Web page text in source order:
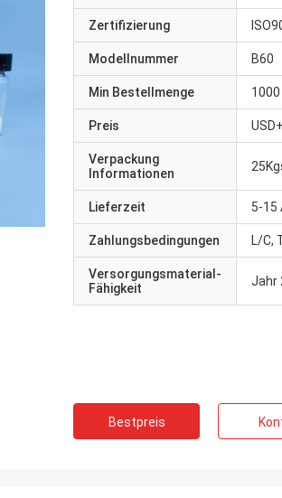
Zertifizierung
Modellnummer B60
Min Bestellmenge 1000
Preis
Verpackung
Informationen
Lieferzeit 5-15
Zahlungsbedingungen L/C,
Versorgungsmaterial-
Fähigkeit
Jahr
Bestpreis